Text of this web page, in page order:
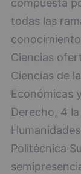
compuesta
todas las
Ciencias
Ciencias de
Económicas
Derecho, 4
Politécnica